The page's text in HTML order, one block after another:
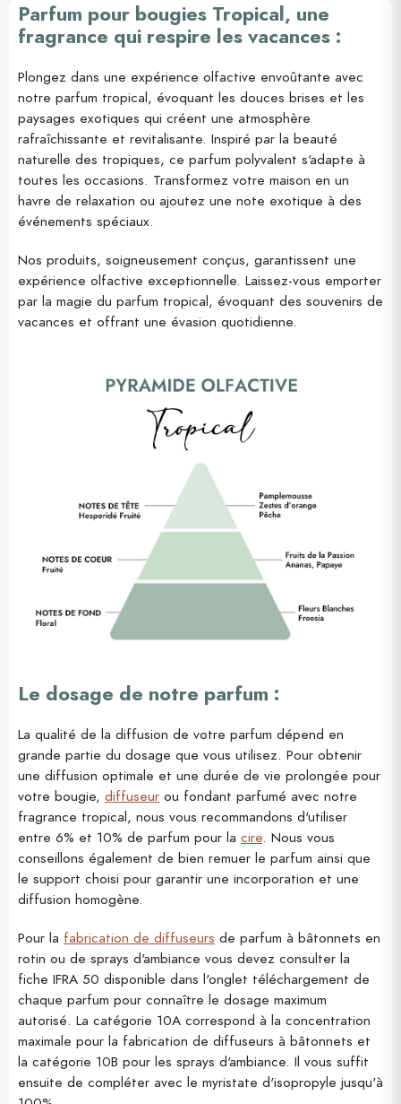
Parfum pour bougies Tropical, une
fragrance qui respire les vacances :
Plongez dans une expérience olfactive envoûtante avec
notre parfum tropical, évoquant les douces brises et les
paysages exotiques qui créent une atmosphère
rafraîchissante et revitalisante. Inspiré par la beauté
naturelle des tropiques, ce parfum polyvalent s'adapte à
toutes les occasions. Transformez votre maison en un
havre de relaxation ou ajoutez une note exotique à des
événements spéciaux.
Nos produits, soigneusement conçus, garantissent une
expérience olfactive exceptionnelle. Laissez-vous emporter
par la magie du parfum tropical, évoquant des souvenirs de
vacances et offrant une évasion quotidienne.
Le dosage de notre parfum :
La qualité de la diffusion de votre parfum dépend en
grande partie du dosage que vous utilisez. Pour obtenir
une diffusion optimale et une durée de vie prolongée pour
votre bougie, diffuseur ou fondant parfumé avec notre
fragrance tropical, nous vous recommandons d'utiliser
entre 6% et 10% de parfum pour la cire. Nous vous
conseillons également de bien remuer le parfum ainsi que
le support choisi pour garantir une incorporation et une
diffusion homogène.
Pour la fabrication de diffuseurs de parfum à bâtonnets en
rotin ou de sprays d'ambiance vous devez consulter la
fiche IFRA 50 disponible dans l'onglet téléchargement de
chaque parfum pour connaître le dosage maximum
autorisé. La catégorie 10A correspond à la concentration
maximale pour la fabrication de diffuseurs à bâtonnets et
la catégorie 10B pour les sprays d'ambiance. Il vous suffit
ensuite de compléter avec le myristate d'isopropyle jusqu'à